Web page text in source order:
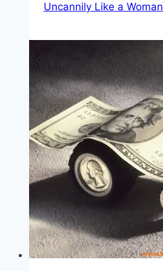
Uncannily Like a Woman